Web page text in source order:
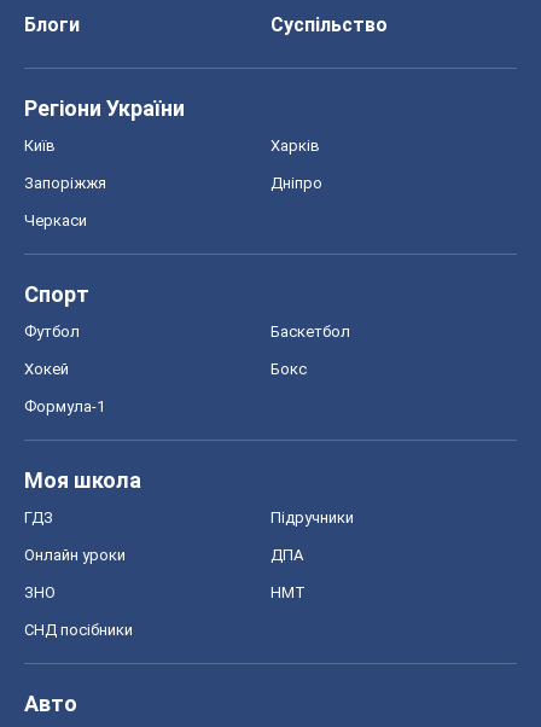
Блоги
Суспільство
Регіони України
Київ Харків
Запоріжжя Дніпро
Черкаси
Спорт
Футбол Баскетбол
Хокей Бокс
Формула-1
Моя школа
ГДЗ Підручники
Онлайн уроки ДПА
ЗНО НМТ
СНД посібники
Авто